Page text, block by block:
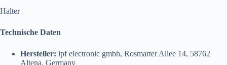
Halter
Technische Daten
Hersteller: ipf electronic gmbh, Rosmarter Allee 14, 58762
Altena, Germany